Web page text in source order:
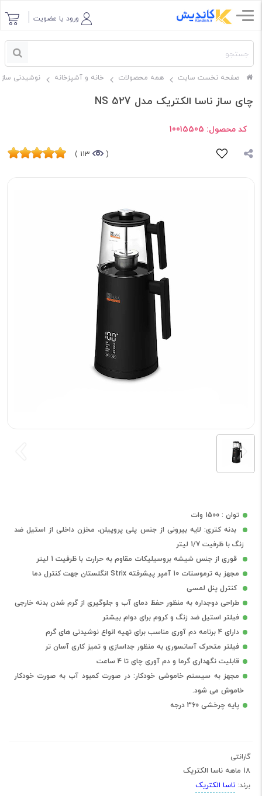
ورود یا عضویت
صفحه نخست سایت همه محصولات خانه و آشپزخانه نوشیدنی ساز
چای ساز ناسا الکتریک مدل NS 527
کد محصول: 10015505
(
113 )
توان : 1500 وات
بدنه کتری: لایه بیرونی از جنس پلی پروپیلن، مخزن داخلی از استیل ضد
زنگ با ظرفیت 1/7 لیتر
قوری از جنس شیشه بروسیلیکات مقاوم به حرارت با ظرفیت 1 لیتر
مجهز به ترموستات 10 آمپر پیشرفته Strix انگلستان جهت کنترل دما
کنترل پنل لمسی
طراحی دوجداره به منظور حفظ دمای آب و جلوگیری از گرم شدن بدنه خارجی
فیلتر استیل ضد زنگ و کروم برای دوام بیشتر
دارای 4 برنامه دم آوری مناسب برای تهیه انواع نوشیدنی های گرم
فیلتر متحرک آسانسوری به منظور جداسازی و تمیز کاری آسان تر
قابلیت نگهداری گرما و دم آوری چای تا 4 ساعت
مجهز به سیستم خاموشی خودکار: در صورت کمبود آب به صورت خودکار
خاموش می شود.
پایه چرخشی 360 درجه
گارانتی
18 ماهه ناسا الکتریک
برند: ناسا الکتریک